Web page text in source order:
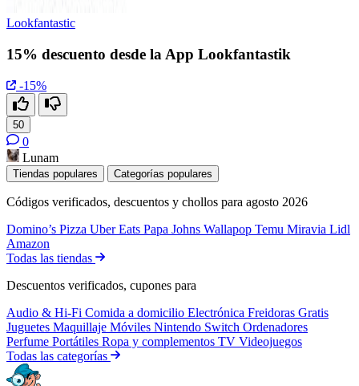
Lookfantastic
15% descuento desde la App Lookfantastik
-15%
50
0
Lunam
Tiendas populares Categorías populares
Códigos verificados, descuentos y chollos para agosto 2026
Domino’s Pizza Uber Eats Papa Johns Wallapop Temu Miravia Lidl
Amazon
Todas las tiendas
Descuentos verificados, cupones para
Audio & Hi-Fi Comida a domicilio Electrónica Freidoras Gratis
Juguetes Maquillaje Móviles Nintendo Switch Ordenadores
Perfume Portátiles Ropa y complementos TV Videojuegos
Todas las categorías